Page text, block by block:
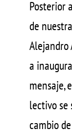
Posterior
de
Alejandro
a
mensaje,
lectivo
cambio